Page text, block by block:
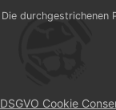
Die durchgestrichenen
DSGVO Cookie